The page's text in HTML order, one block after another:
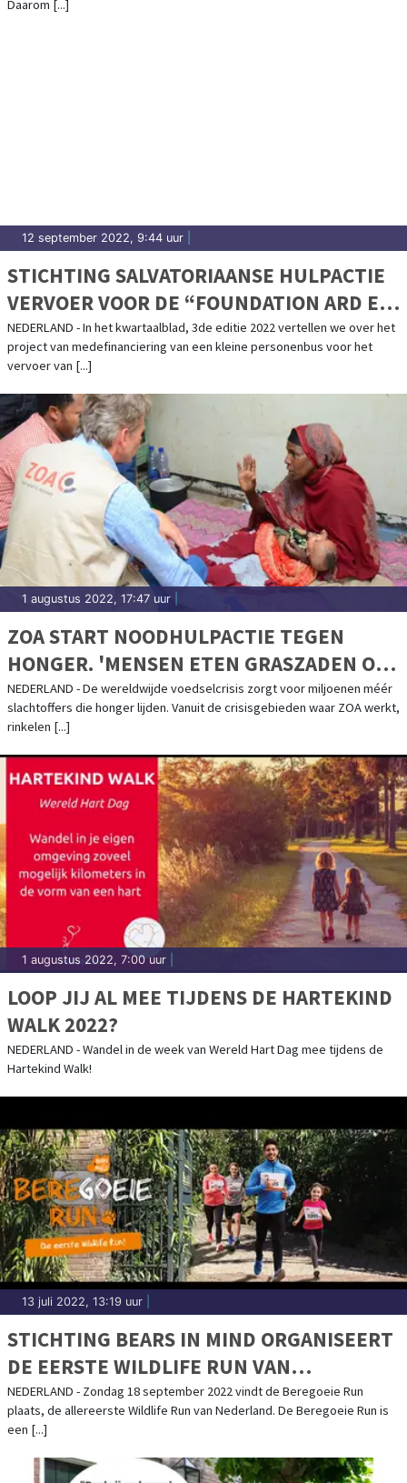
Daarom [...]
12 september 2022, 9:44 uur
STICHTING SALVATORIAANSE HULPACTIE
VERVOER VOOR DE “FOUNDATION ARD EL
AMAL”
NEDERLAND - In het kwartaalblad, 3de editie 2022 vertellen we over het
project van medefinanciering van een kleine personenbus voor het
vervoer van [...]
1 augustus 2022, 17:47 uur
ZOA START NOODHULPACTIE TEGEN
HONGER. 'MENSEN ETEN GRASZADEN OM
TE OVERLEVEN'
NEDERLAND - De wereldwijde voedselcrisis zorgt voor miljoenen méér
slachtoffers die honger lijden. Vanuit de crisisgebieden waar ZOA werkt,
rinkelen [...]
1 augustus 2022, 7:00 uur
LOOP JIJ AL MEE TIJDENS DE HARTEKIND
WALK 2022?
NEDERLAND - Wandel in de week van Wereld Hart Dag mee tijdens de
Hartekind Walk!
13 juli 2022, 13:19 uur
STICHTING BEARS IN MIND ORGANISEERT
DE EERSTE WILDLIFE RUN VAN
NEDERLAND
NEDERLAND - Zondag 18 september 2022 vindt de Beregoeie Run
plaats, de allereerste Wildlife Run van Nederland. De Beregoeie Run is
een [...]